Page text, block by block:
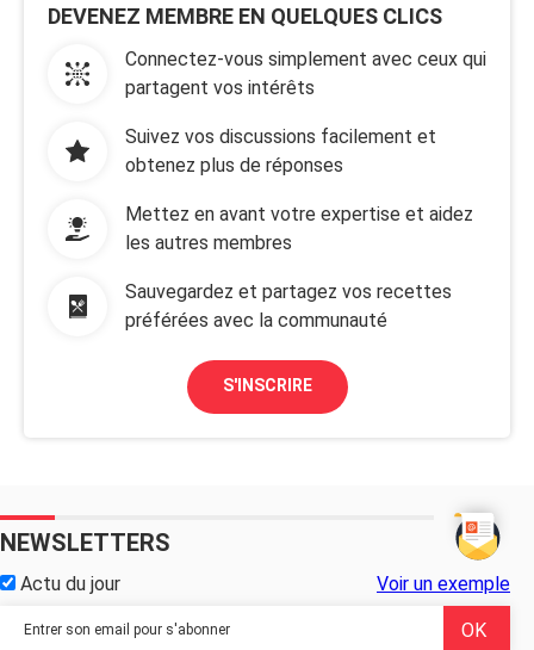
DEVENEZ MEMBRE EN QUELQUES CLICS
Connectez-vous simplement avec ceux qui
partagent vos intérêts
Suivez vos discussions facilement et
obtenez plus de réponses
Mettez en avant votre expertise et aidez
les autres membres
Sauvegardez et partagez vos recettes
préférées avec la communauté
S'INSCRIRE
NEWSLETTERS
Actu du jour Voir un exemple